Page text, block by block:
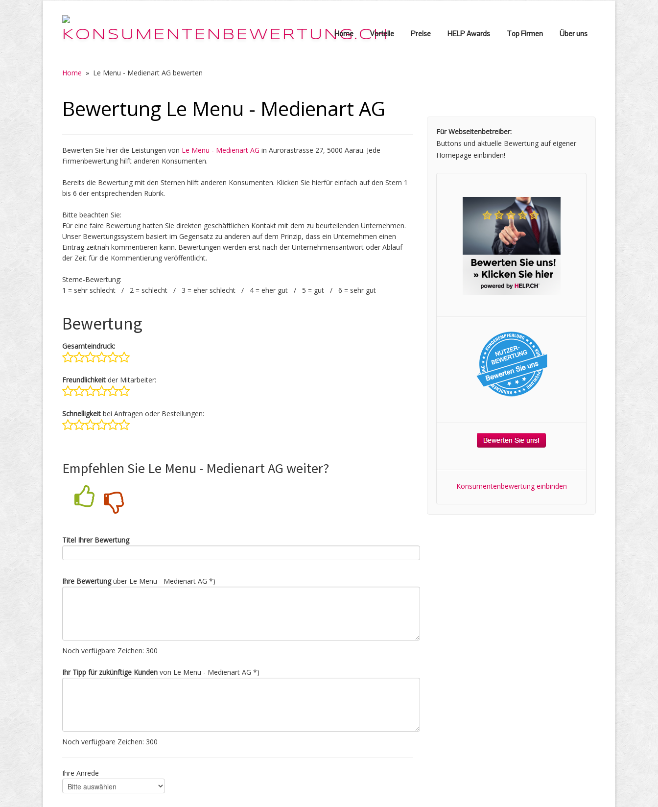
Home Vorteile Preise HELP Awards Top Firmen Über uns
Home » Le Menu - Medienart AG bewerten
Bewertung Le Menu - Medienart AG
Bewerten Sie hier die Leistungen von Le Menu - Medienart AG in Aurorastrasse 27, 5000 Aarau. Jede
Firmenbewertung hilft anderen Konsumenten.
Bereits die Bewertung mit den Sternen hilft anderen Konsumenten. Klicken Sie hierfür einfach auf den Stern 1
bis 6 der entsprechenden Rubrik.
Bitte beachten Sie:
Für eine faire Bewertung hatten Sie direkten geschäftlichen Kontakt mit dem zu beurteilenden Unternehmen.
Unser Bewertungssystem basiert im Gegensatz zu anderen auf dem Prinzip, dass ein Unternehmen einen
Eintrag zeitnah kommentieren kann. Bewertungen werden erst nach der Unternehmensantwort oder Ablauf
der Zeit für die Kommentierung veröffentlicht.
Sterne-Bewertung:
1 = sehr schlecht / 2 = schlecht / 3 = eher schlecht / 4 = eher gut / 5 = gut / 6 = sehr gut
Bewertung
Gesamteindruck:
Freundlichkeit der Mitarbeiter:
Schnelligkeit bei Anfragen oder Bestellungen:
Empfehlen Sie Le Menu - Medienart AG weiter?
Titel Ihrer Bewertung
Ihre Bewertungüber Le Menu - Medienart AG *)
Noch verfügbare Zeichen: 300
Ihr Tipp für zukünftige Kunden von Le Menu - Medienart AG *)
Noch verfügbare Zeichen: 300
Ihre Anrede
Für Webseitenbetreiber:
Buttons und aktuelle Bewertung auf eigener
Homepage einbinden!
Konsumentenbewertung einbinden